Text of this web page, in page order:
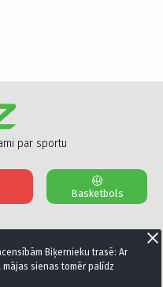
Biķernieku trasē: Ar
sienas tomēr palīdz
par sportu
Basketbols
Kontakti